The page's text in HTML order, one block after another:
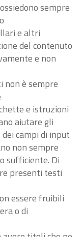
sempre
e altri
del contenuto
e non
non è sempre
e istruzioni
aiutare gli
campi di input
non sempre
sufficiente. Di
presenti testi
essere fruibili
o di